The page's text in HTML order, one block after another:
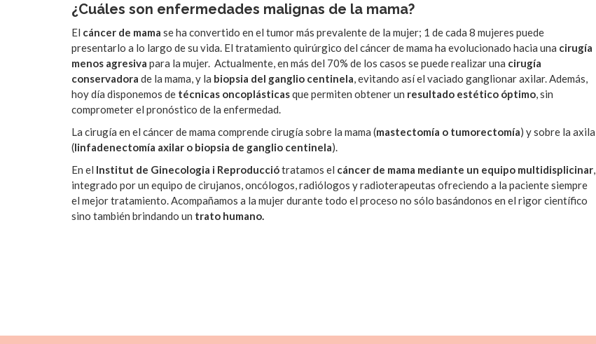
¿Cuáles son enfermedades malignas de la mama?
El cáncer de mama se ha convertido en el tumor más prevalente de la mujer; 1 de cada 8 mujeres puede
presentarlo a lo largo de su vida. El tratamiento quirúrgico del cáncer de mama ha evolucionado hacia una cirugía
menos agresiva para la mujer. Actualmente, en más del 70% de los casos se puede realizar una cirugía
conservadora de la mama, y la biopsia del ganglio centinela, evitando así el vaciado ganglionar axilar. Además,
hoy día disponemos de técnicas oncoplásticasque permiten obtener un resultado estético óptimo, sin
comprometer el pronóstico de la enfermedad.
La cirugía en el cáncer de mama comprende cirugía sobre la mama (mastectomía o tumorectomía) y sobre la axila
(linfadenectomía axilar o biopsia de ganglio centinela).
En el Institut de Ginecologia i Reproducciótratamos el cáncer de mama mediante un equipo multidisplicinar,
integrado por un equipo de cirujanos, oncólogos, radiólogos y radioterapeutas ofreciendo a la paciente siempre
el mejor tratamiento. Acompañamos a la mujer durante todo el proceso no sólo basándonos en el rigor científico
sino también brindando un trato humano.